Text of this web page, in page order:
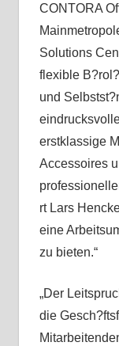
CONTORA
Solutions
flexible
und
erstklassige
Accessoires
rt Lars
eine
zu bieten.“
„Der
die